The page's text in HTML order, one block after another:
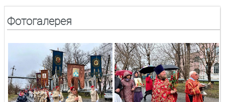
Фотогалерея